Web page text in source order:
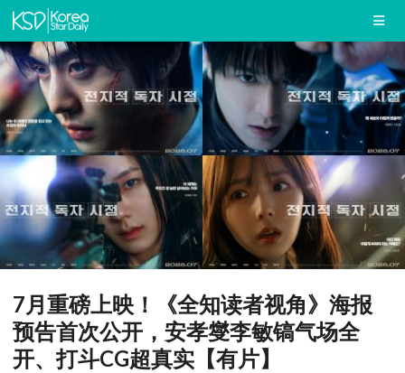
7月重磅上映！《全知读者视角》海报
预告首次公开，安孝燮李敏镐气场全
开、打斗CG超真实【有片】